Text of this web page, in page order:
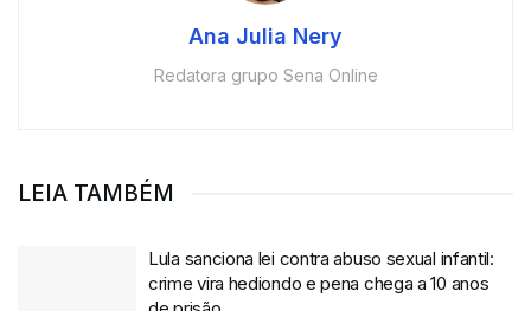
Ana Julia Nery
Redatora grupo Sena Online
LEIA TAMBÉM
Lula sanciona lei contra abuso sexual infantil:
crime vira hediondo e pena chega a 10 anos